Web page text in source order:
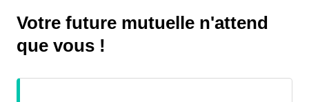
Votre future mutuelle n'attend
que vous !